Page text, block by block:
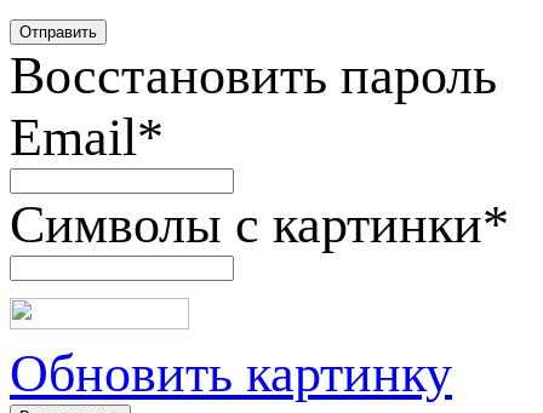
Восстановить пароль
Email*
Символы с картинки*
Обновить картинку